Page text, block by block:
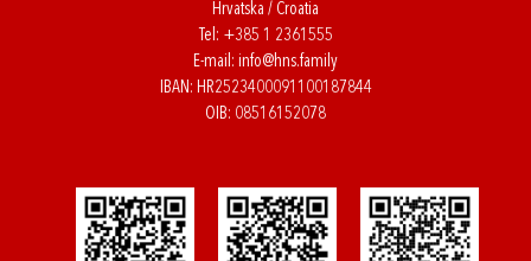
Hrvatska / Croatia
Tel: +385 1 2361555
E-mail: info@hns.family
IBAN: HR2523400091100187844
OIB: 08516152078